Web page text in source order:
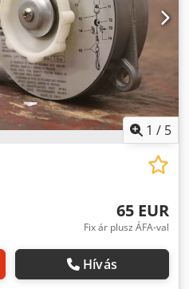
1 / 5
65 EUR
Fix ár plusz ÁFA-val
Hívás